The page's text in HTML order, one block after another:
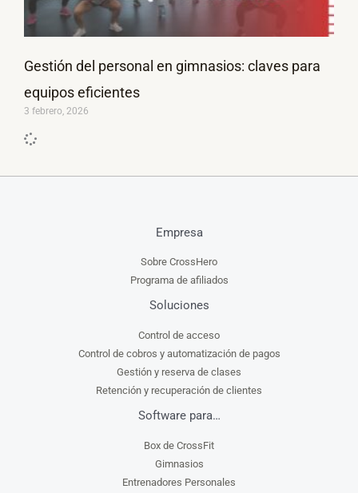
Gestión del personal en gimnasios: claves para
equipos eficientes
3 febrero, 2026
Empresa
Sobre CrossHero
Programa de afiliados
Soluciones
Control de acceso
Control de cobros y automatización de pagos
Gestión y reserva de clases
Retención y recuperación de clientes
Software para…
Box de CrossFit
Gimnasios
Entrenadores Personales